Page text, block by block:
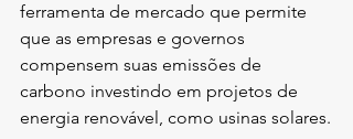
ferramenta de mercado que permite
que as empresas e governos
compensem suas emissões de
carbono investindo em projetos de
energia renovável, como usinas solares.